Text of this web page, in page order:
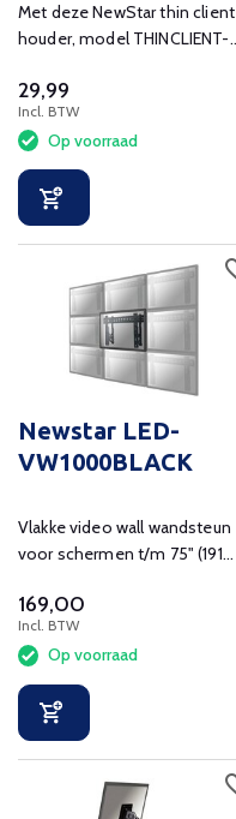
Met deze NewStar thin client
houder, model THINCLIENT-
eenvoudig op een monitor
arm
29,99
Incl. BTW
Op voorraad
Newstar LED-
VW1000BLACK
Vlakke video wall wandsteun
voor schermen t/m 75" (191
169,00
Incl. BTW
Op voorraad